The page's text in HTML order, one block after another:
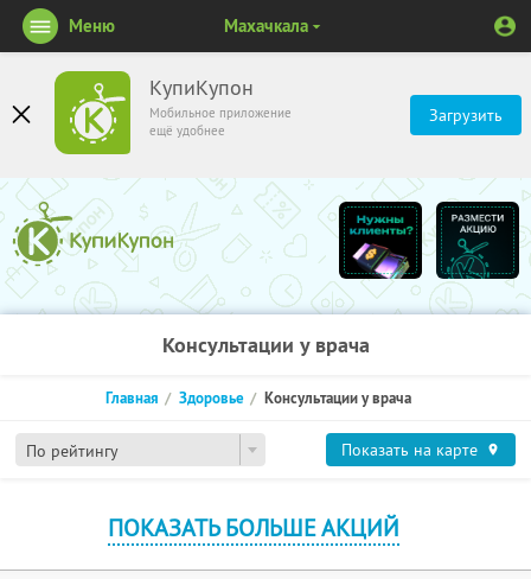
КупиКупон
Мобильное приложение
ещё удобнее
Загрузить
Меню Махачкала
Консультации у врача
По рейтингу
Главная Здоровье Консультации у врача
Показать на карте
ПОКАЗАТЬ БОЛЬШЕ АКЦИЙ